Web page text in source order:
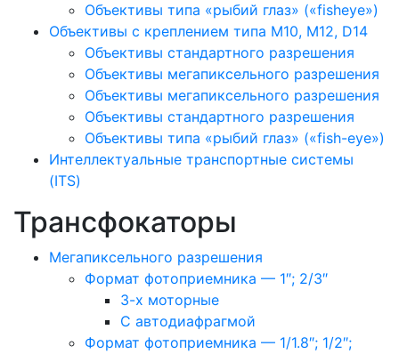
Объективы типа «рыбий глаз» («fisheye»)
Объективы с креплением типа M10, M12, D14
Объективы стандартного разрешения
Объективы мегапиксельного разрешения
Объективы мегапиксельного разрешения
Объективы стандартного разрешения
Объективы типа «рыбий глаз» («fish-eye»)
Интеллектуальные транспортные системы
(ITS)
Трансфокаторы
Мегапиксельного разрешения
Формат фотоприемника — 1″; 2/3″
3-х моторные
С автодиафрагмой
Формат фотоприемника — 1/1.8″; 1/2″;